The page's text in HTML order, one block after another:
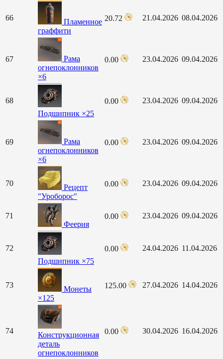
66
Пламенное
граффити
20.72 21.04.2026 08.04.2026
67
Рама
огнепоклонников
×6
0.00 23.04.2026 09.04.2026
68
Подшипник ×25
0.00 23.04.2026 09.04.2026
69
Рама
огнепоклонников
×6
0.00 23.04.2026 09.04.2026
70
Рецепт
"Уроборос"
0.00 23.04.2026 09.04.2026
71
Феерия
0.00 23.04.2026 09.04.2026
72
Подшипник ×75
0.00 24.04.2026 11.04.2026
73
Монеты
×125
125.00 27.04.2026 14.04.2026
74
Конструкционная
деталь
огнепоклонников
0.00 30.04.2026 16.04.2026